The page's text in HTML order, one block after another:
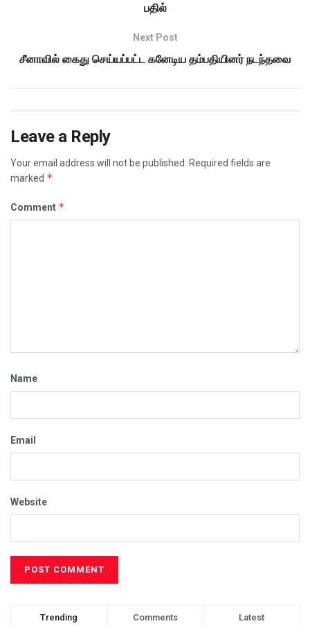
பதில்
Next Post
சீனாவில் கைது செய்யப்பட்ட கனேடிய தம்பதியினர் நடந்தவை
Leave a Reply
Your email address will not be published.
Required fields are
marked *
Comment *
Name
Email
Website
Trending Comments Latest